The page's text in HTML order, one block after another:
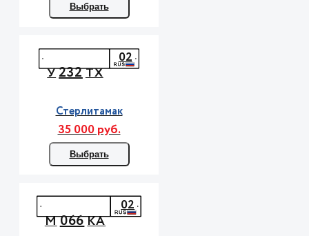
Выбрать
У232ТХ
02
Стерлитамак
35 000 руб.
Выбрать
М066КА
02